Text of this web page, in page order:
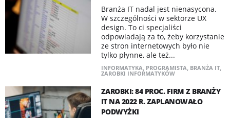
Branża IT nadal jest nienasycona.
W szczególności w sektorze UX
design. To ci specjaliści
odpowiadają za to, żeby korzystanie
ze stron internetowych było nie
tylko płynne, ale też...
INFORMATYKA, PROGRAMISTA, BRANŻA IT,
ZAROBKI INFORMATYKÓW
ZAROBKI: 84 PROC. FIRM Z BRANŻY
IT NA 2022 R. ZAPLANOWAŁO
PODWYŻKI